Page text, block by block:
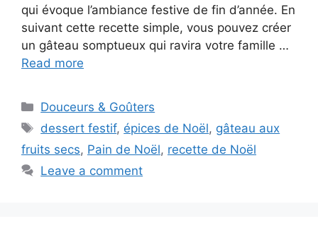
qui évoque l’ambiance festive de fin d’année. En
suivant cette recette simple, vous pouvez créer
un gâteau somptueux qui ravira votre famille …
Read more
Categories
Douceurs & Goûters
Tags
dessert festif, épices de Noël, gâteau aux
fruits secs, Pain de Noël, recette de Noël
Leave a comment